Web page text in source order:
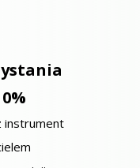
instrument